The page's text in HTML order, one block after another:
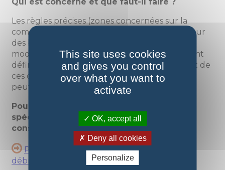
Qui est concerné et que faut-il faire ?
Les règles précises (zones concernées sur la
commune, distances exactes à respecter autour
des bâtiments, types de végétaux à éliminer,
modalités d'élimination des déchets verts...) sont
définies par la réglementation. Le non-respect de
ces obligations engage votre responsabilité et
peut entraîner des sanctions.
Pour tout savoir sur vos obligations
spécifiques dans notre département,
consultez notre article détaillé :
Prévention des incendies de fôret par le
débroussaillement
This site uses cookies
and gives you control
over what you want to
activate
OK, accept all
Deny all cookies
Personalize